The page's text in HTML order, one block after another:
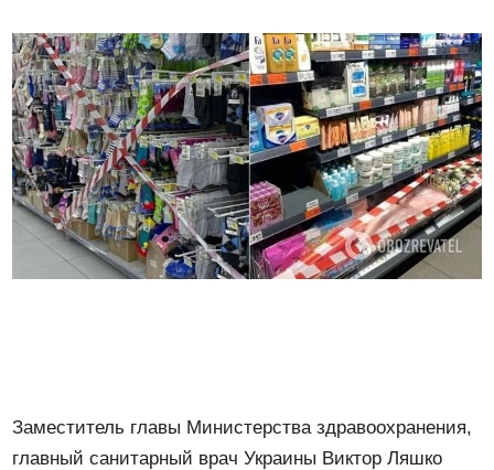
о
в
Заместитель главы Министерства здравоохранения,
главный санитарный врач Украины Виктор Ляшко